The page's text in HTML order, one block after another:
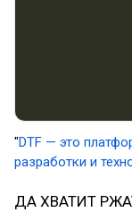
"DTF — это
разработки и
ДА ХВАТИТ